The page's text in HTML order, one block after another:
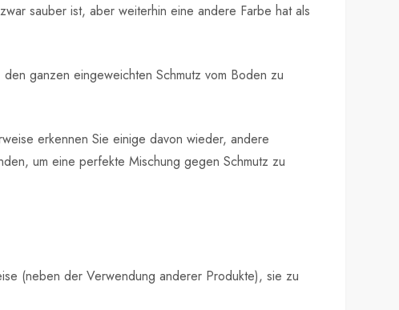
sauber ist, aber weiterhin eine andere Farbe hat als
ganzen eingeweichten Schmutz vom Boden zu
erkennen Sie einige davon wieder, andere
um eine perfekte Mischung gegen Schmutz zu
(neben der Verwendung anderer Produkte), sie zu